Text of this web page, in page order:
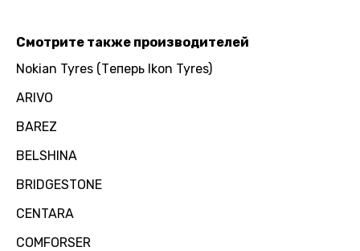
Смотрите также производителей
Nokian Tyres (Теперь Ikon Tyres)
ARIVO
BAREZ
BELSHINA
BRIDGESTONE
CENTARA
COMFORSER